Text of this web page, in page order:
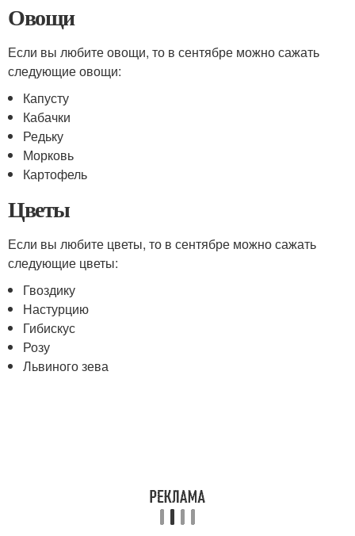
Овощи
Если вы любите овощи, то в сентябре можно сажать
следующие овощи:
Капусту
Кабачки
Редьку
Морковь
Картофель
Цветы
Если вы любите цветы, то в сентябре можно сажать
следующие цветы:
Гвоздику
Настурцию
Гибискус
Розу
Львиного зева